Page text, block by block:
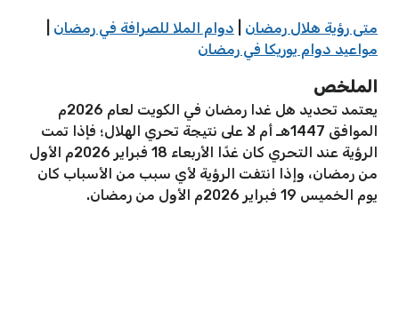
متى رؤية هلال رمضان دوام الملا للصرافة في رمضان
مواعيد دوام يوريكا في رمضان
الملخص
يعتمد تحديد هل غدا رمضان في الكويت لعام 2026م
الموافق 1447هـ أم لا على نتيجة تحري الهلال؛ فإذا تمت
الرؤية عند التحري كان غدًا الأربعاء 18 فبراير 2026م الأول
من رمضان، وإذا انتفت الرؤية لأي سبب من الأسباب كان
يوم الخميس 19 فبراير 2026م الأول من رمضان.